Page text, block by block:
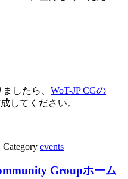
したら、 WoT-JP CGの
してください。
Category events
Groupホーム